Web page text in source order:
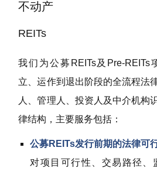
不动产
REITs
我们为公募REITs及Pre-
立、运作到退出阶段的全流程法
人、管理人、投资人及中介机构
律结构，主要服务包括：
公募REITs发行前期的法律可
对项目可行性、交易路径、